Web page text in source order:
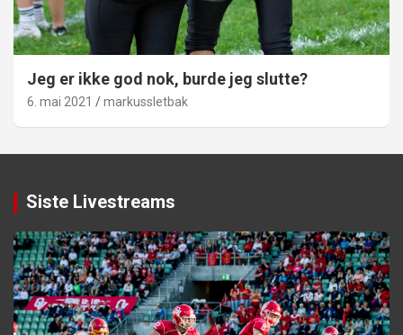
Jeg er ikke god nok, burde jeg slutte?
6. mai 2021 markussletbak
Siste Livestreams